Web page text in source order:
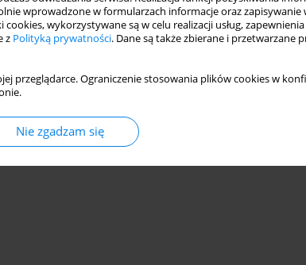
wprowadzone w formularzach informacje oraz
cookies, wykorzystywane są w celu realizacji usług,
z Polityką prywatności. Dane są także zbierane i przetwarzane
przeglądarce. Ograniczenie stosowania plików cookies w
Nie zgadzam się
anthropometric data